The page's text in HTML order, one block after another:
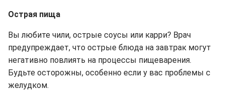
Острая пища
Вы любите чили, острые соусы или карри? Врач
предупреждает, что острые блюда на завтрак могут
негативно повлиять на процессы пищеварения.
Будьте осторожны, особенно если у вас проблемы с
желудком.